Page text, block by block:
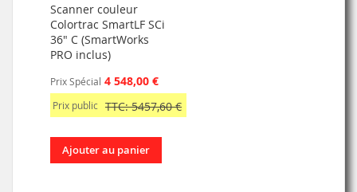
Scanner couleur
Colortrac SmartLF SCi
36" C (SmartWorks
PRO inclus)
Prix Spécial 4 548,00 €
Prix public TTC: 5457,60 €
Ajouter au panier